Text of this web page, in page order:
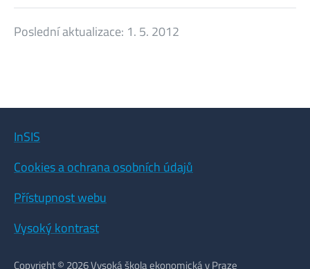
Poslední aktualizace: 1. 5. 2012
InSIS
Cookies a ochrana osobních údajů
Přístupnost webu
Vysoký kontrast
Copyright © 2026 Vysoká škola ekonomická v Praze